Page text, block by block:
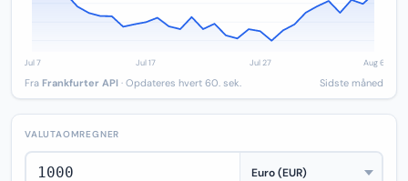
Fra Frankfurter API · Opdateres hvert 60. sek. Sidste måned
VALUTAOMREGNER